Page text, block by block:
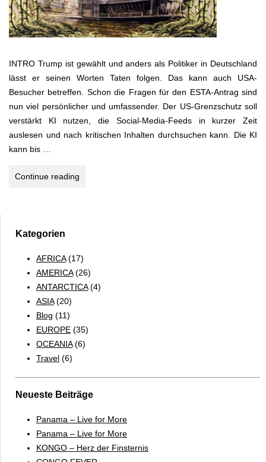
INTRO Trump ist gewählt und anders als Politiker in Deutschland
lässt er seinen Worten Taten folgen. Das kann auch USA-
Besucher betreffen. Schon die Fragen für den ESTA-Antrag sind
nun viel persönlicher und umfassender. Der US-Grenzschutz soll
verstärkt KI nutzen, die Social-Media-Feeds in kurzer Zeit
auslesen und nach kritischen Inhalten durchsuchen kann. Die KI
kann bis …
Continue reading
Kategorien
AFRICA(17)
AMERICA(26)
ANTARCTICA(4)
ASIA(20)
Blog (11)
EUROPE (35)
OCEANIA(6)
Travel (6)
Neueste Beiträge
Panama – Live for More
Panama – Live for More
KONGO – Herz der Finsternis